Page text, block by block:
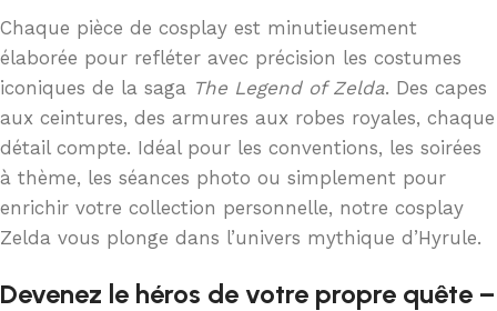
Chaque pièce de cosplay est minutieusement
élaborée pour refléter avec précision les costumes
iconiques de la saga The Legend of Zelda. Des capes
aux ceintures, des armures aux robes royales, chaque
détail compte. Idéal pour les conventions, les soirées
à thème, les séances photo ou simplement pour
enrichir votre collection personnelle, notre cosplay
Zelda vous plonge dans l’univers mythique d’Hyrule.
Devenez le héros de votre propre quête –